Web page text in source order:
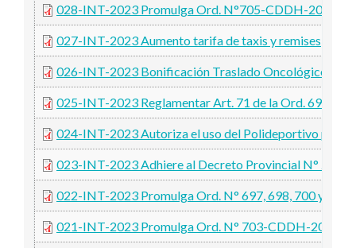
028-INT-2023 Promulga Ord. N°705-CDDH-2023
027-INT-2023 Aumento tarifa de taxis y remises
026-INT-2023 Bonificación Traslado Oncológico
025-INT-2023 Reglamentar Art. 71 de la Ord. 692-
024-INT-2023 Autoriza el uso del Polideportivo para
023-INT-2023 Adhiere al Decreto Provincial N° 205-
022-INT-2023 Promulga Ord. N° 697, 698, 700 y
021-INT-2023 Promulga Ord. N° 703-CDDH-2023